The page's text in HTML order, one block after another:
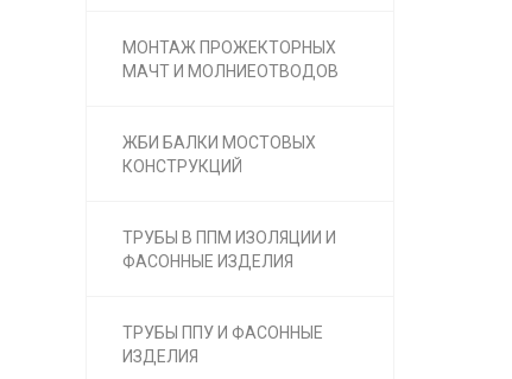
МОНТАЖ ПРОЖЕКТОРНЫХ
МАЧТ И МОЛНИЕОТВОДОВ
ЖБИ БАЛКИ МОСТОВЫХ
КОНСТРУКЦИЙ
ТРУБЫ В ППМ ИЗОЛЯЦИИ И
ФАСОННЫЕ ИЗДЕЛИЯ
ТРУБЫ ППУ И ФАСОННЫЕ
ИЗДЕЛИЯ